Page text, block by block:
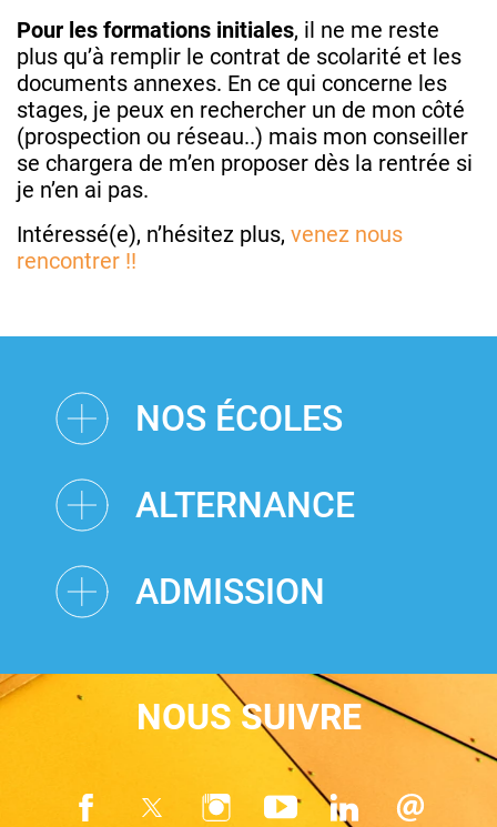
Pour les formations initiales, il ne me reste
plus qu’à remplir le contrat de scolarité et les
documents annexes. En ce qui concerne les
stages, je peux en rechercher un de mon côté
(prospection ou réseau..) mais mon conseiller
se chargera de m’en proposer dès la rentrée si
je n’en ai pas.
Intéressé(e), n’hésitez plus, venez nous
rencontrer !!
NOS ÉCOLES
ALTERNANCE
ADMISSION
NOUS SUIVRE